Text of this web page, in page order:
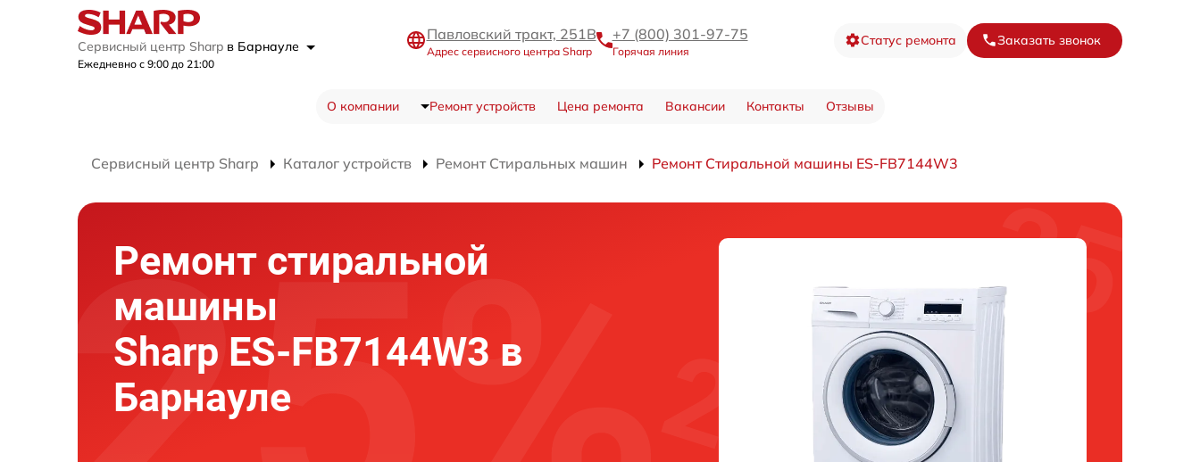
Сервисный центр Sharp в Барнауле
Ежедневно с 9:00 до 21:00
Павловский тракт, 251В
Адрес сервисного центра Sharp
+7 (800) 301-97-75
Горячая линия
Статус ремонта Заказать звонок
О компании Ремонт устройств Цена ремонта Вакансии Контакты Отзывы
Сервисный центр Sharp Каталог устройств Ремонт Стиральных машин Ремонт Стиральной машины ES-FB7144W3
Ремонт стиральной
машины
Sharp ES-FB7144W3 в
Барнауле